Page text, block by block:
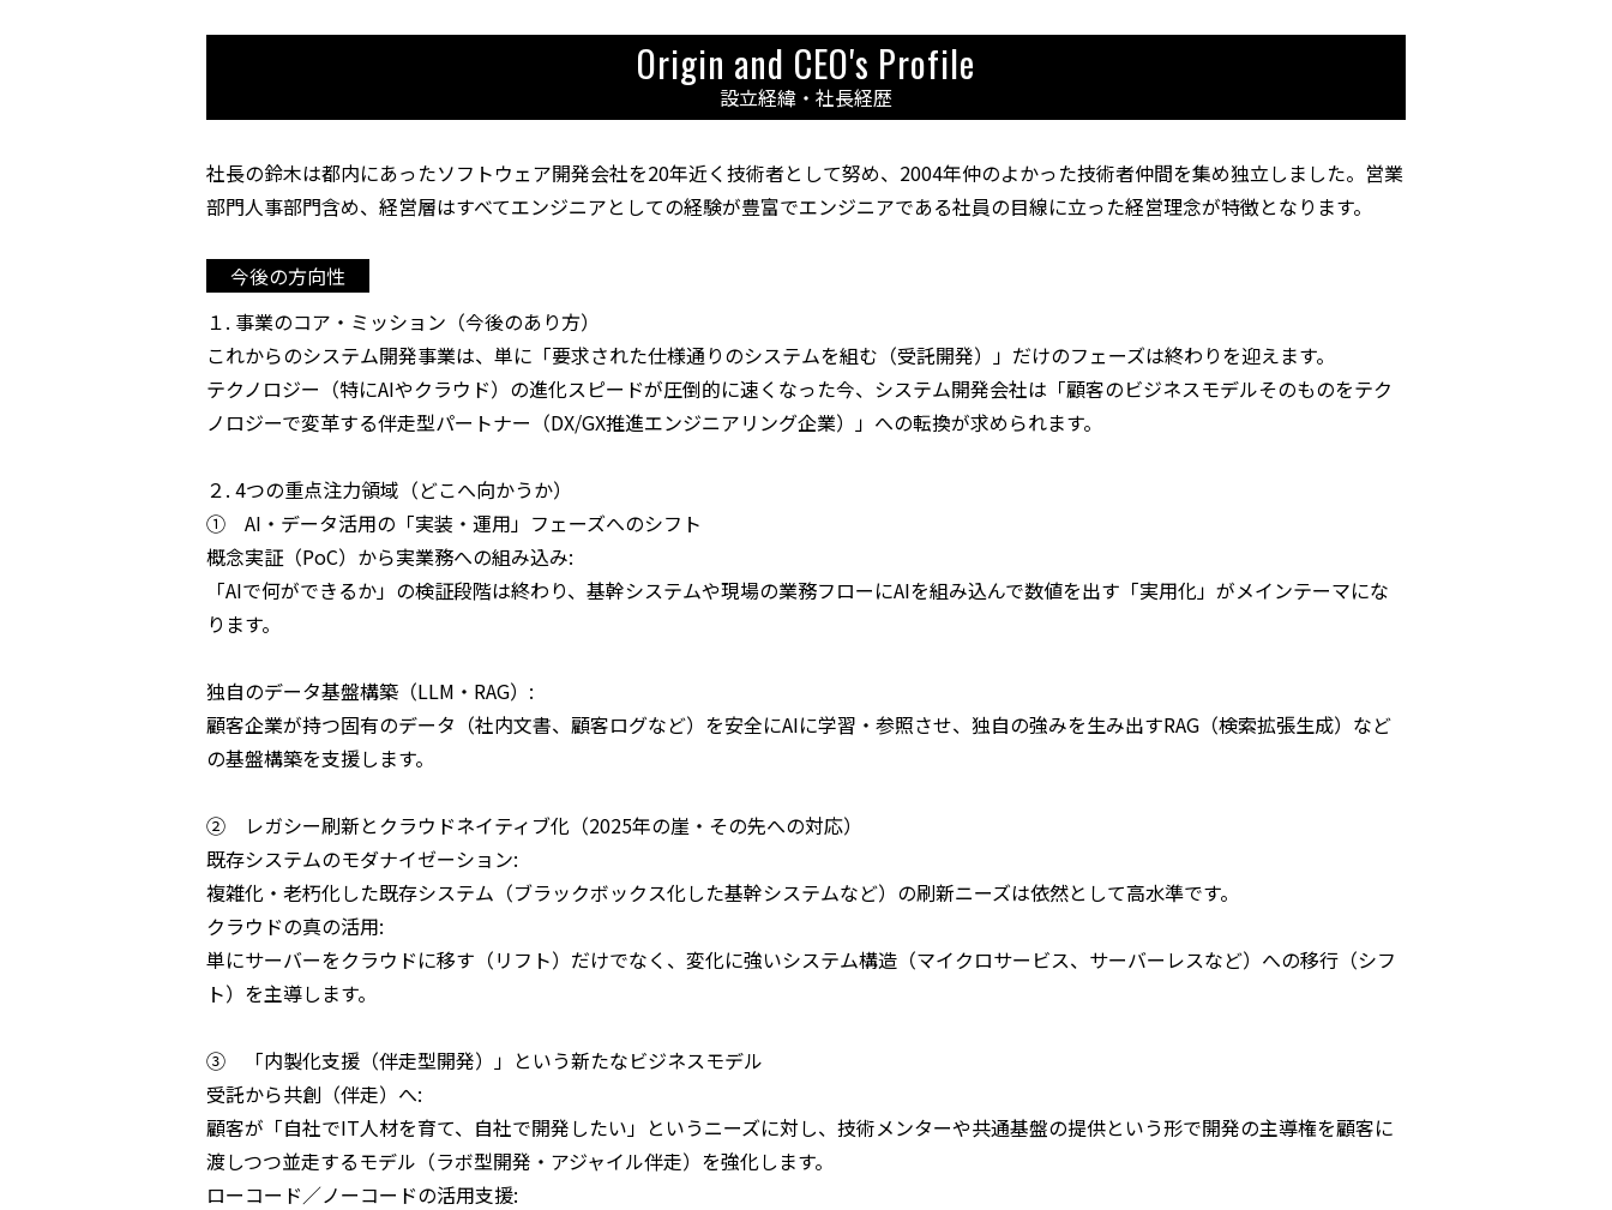
Origin and CEO's Profile
設立経緯・社長経歴
社長の鈴木は都内にあったソフトウェア開発会社を20年近く技術者として努め、2004年仲のよかった技術者仲間を集め独立しました。営業
部門人事部門含め、経営層はすべてエンジニアとしての経験が豊富でエンジニアである社員の目線に立った経営理念が特徴となります。
今後の方向性
１. 事業のコア・ミッション（今後のあり方）
これからのシステム開発事業は、単に「要求された仕様通りのシステムを組む（受託開発）」だけのフェーズは終わりを迎えます。
テクノロジー（特にAIやクラウド）の進化スピードが圧倒的に速くなった今、システム開発会社は「顧客のビジネスモデルそのものをテク
ノロジーで変革する伴走型パートナー（DX/GX推進エンジニアリング企業）」への転換が求められます。
２. 4つの重点注力領域（どこへ向かうか）
① AI・データ活用の「実装・運用」フェーズへのシフト
概念実証（PoC）から実業務への組み込み:
「AIで何ができるか」の検証段階は終わり、基幹システムや現場の業務フローにAIを組み込んで数値を出す「実用化」がメインテーマにな
ります。
独自のデータ基盤構築（LLM・RAG）:
顧客企業が持つ固有のデータ（社内文書、顧客ログなど）を安全にAIに学習・参照させ、独自の強みを生み出すRAG（検索拡張生成）など
の基盤構築を支援します。
② レガシー刷新とクラウドネイティブ化（2025年の崖・その先への対応）
既存システムのモダナイゼーション:
複雑化・老朽化した既存システム（ブラックボックス化した基幹システムなど）の刷新ニーズは依然として高水準です。
クラウドの真の活用:
単にサーバーをクラウドに移す（リフト）だけでなく、変化に強いシステム構造（マイクロサービス、サーバーレスなど）への移行（シフ
ト）を主導します。
③ 「内製化支援（伴走型開発）」という新たなビジネスモデル
受託から共創（伴走）へ:
顧客が「自社でIT人材を育て、自社で開発したい」というニーズに対し、技術メンターや共通基盤の提供という形で開発の主導権を顧客に
渡しつつ並走するモデル（ラボ型開発・アジャイル伴走）を強化します。
ローコード／ノーコードの活用支援: